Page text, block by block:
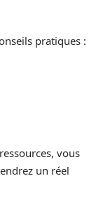
pratiques :
vous
un réel